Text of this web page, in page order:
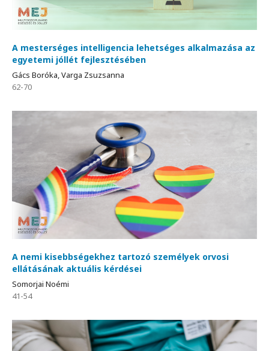
A mesterséges intelligencia lehetséges alkalmazása az
egyetemi jóllét fejlesztésében
Gács Boróka, Varga Zsuzsanna
62-70
A nemi kisebbségekhez tartozó személyek orvosi
ellátásának aktuális kérdései
Somorjai Noémi
41-54